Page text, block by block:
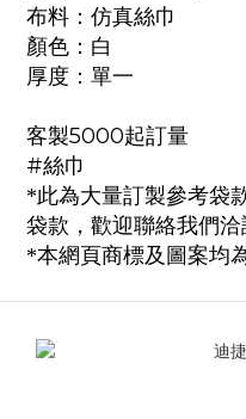
布料：仿真絲巾
顏色：白
厚度：單一
客製5000起訂量
#絲巾
*此為大量訂製參考袋
袋款，歡迎聯絡我們洽
*本網頁商標及圖案均